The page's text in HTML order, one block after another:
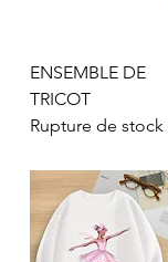
ENSEMBLE DE
TRICOT
Rupture de stock